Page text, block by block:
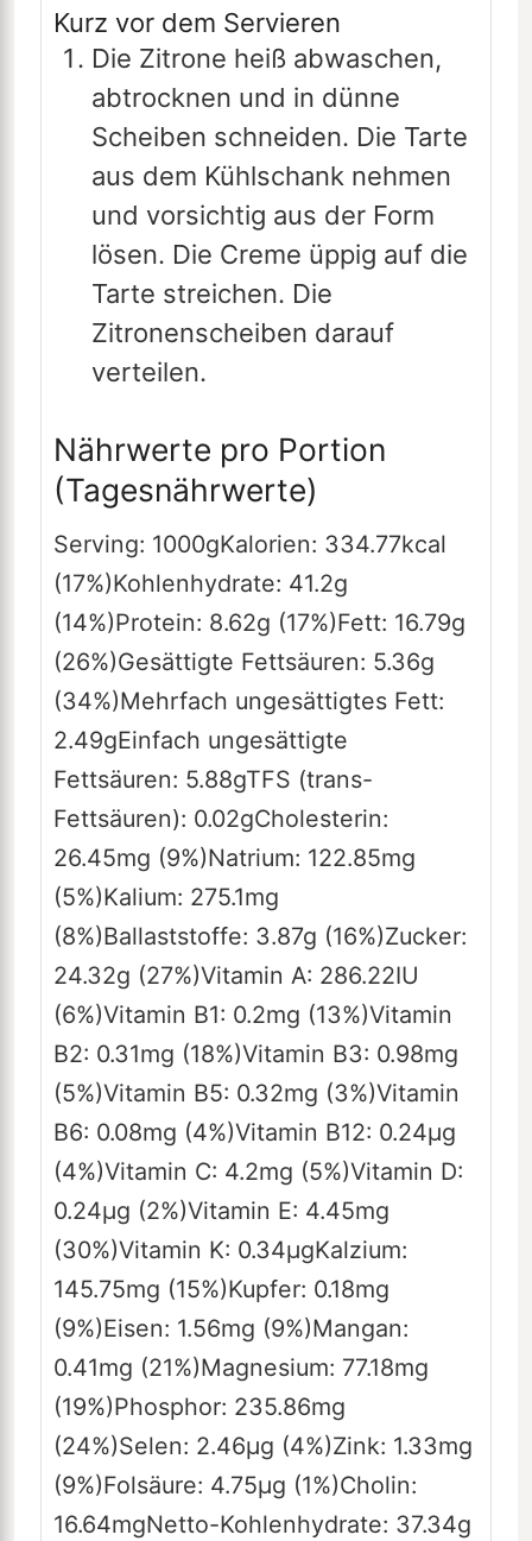
Kurz vor dem Servieren
Die Zitrone heiß abwaschen,
abtrocknen und in dünne
Scheiben schneiden. Die Tarte
aus dem Kühlschank nehmen
und vorsichtig aus der Form
lösen. Die Creme üppig auf die
Tarte streichen. Die
Zitronenscheiben darauf
verteilen.
Nährwerte pro Portion
(Tagesnährwerte)
Serving: 1000gKalorien: 334.77kcal
(17%)Kohlenhydrate: 41.2g
(14%)Protein: 8.62g (17%)Fett: 16.79g
(26%)Gesättigte Fettsäuren: 5.36g
(34%)Mehrfach ungesättigtes Fett:
2.49gEinfach ungesättigte
Fettsäuren: 5.88gTFS (trans-
Fettsäuren): 0.02gCholesterin:
26.45mg (9%)Natrium: 122.85mg
(5%)Kalium: 275.1mg
(8%)Ballaststoffe: 3.87g (16%)Zucker:
24.32g (27%)Vitamin A: 286.22IU
(6%)Vitamin B1: 0.2mg (13%)Vitamin
B2: 0.31mg (18%)Vitamin B3: 0.98mg
(5%)Vitamin B5: 0.32mg (3%)Vitamin
B6: 0.08mg (4%)Vitamin B12: 0.24µg
(4%)Vitamin C: 4.2mg (5%)Vitamin D:
0.24µg (2%)Vitamin E: 4.45mg
(30%)Vitamin K: 0.34µgKalzium:
145.75mg (15%)Kupfer: 0.18mg
(9%)Eisen: 1.56mg (9%)Mangan:
0.41mg (21%)Magnesium: 77.18mg
(19%)Phosphor: 235.86mg
(24%)Selen: 2.46µg (4%)Zink: 1.33mg
(9%)Folsäure: 4.75µg (1%)Cholin:
16.64mgNetto-Kohlenhydrate: 37.34g